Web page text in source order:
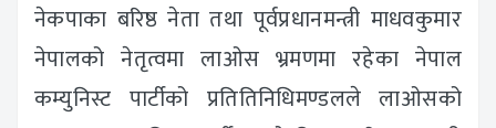
नेकपाका बरिष्ठ नेता तथा पूर्वप्रधानमन्त्री माधवकुमार
नेपालको नेतृत्वमा लाओस भ्रमणमा रहेका नेपाल
कम्युनिस्ट पार्टीको प्रतितिनिधिमण्डलले लाओसको